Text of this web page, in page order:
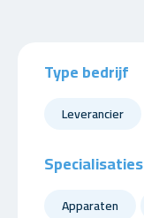
Type bedrijf
Leverancier
Specialisaties
Apparaten